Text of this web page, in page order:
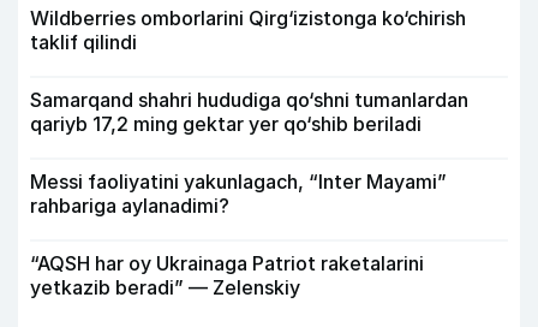
Wildberries omborlarini Qirg‘izistonga ko‘chirish
taklif qilindi
Samarqand shahri hududiga qo‘shni tumanlardan
qariyb 17,2 ming gektar yer qo‘shib beriladi
Messi faoliyatini yakunlagach, “Inter Mayami”
rahbariga aylanadimi?
“AQSH har oy Ukrainaga Patriot raketalarini
yetkazib beradi” — Zelenskiy